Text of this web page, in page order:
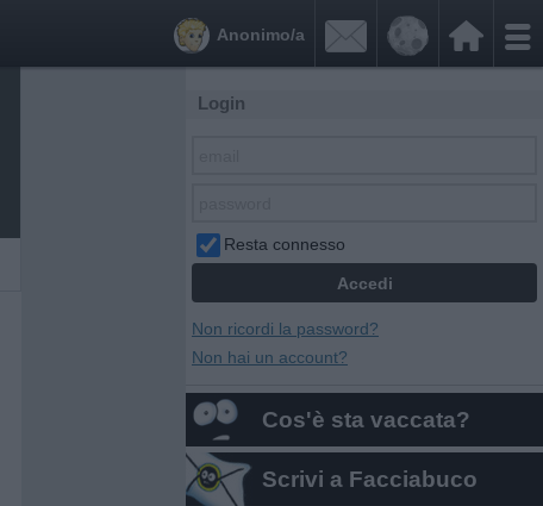


Anonimo/a
Login
Resta connesso
Non ricordi la password?
Non hai un account?
Cos'è sta vaccata?
Scrivi a Facciabuco